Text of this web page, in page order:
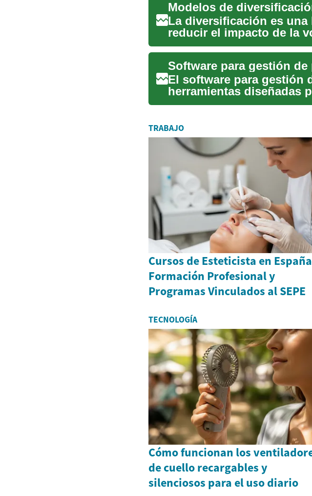
La diversificación es una
reducir el impacto de la
artículo...
Software para gestión
El software para gestión
herramientas diseñadas
habituales de
TRABAJO
Cursos de Esteticista en
Formación Profesional y
Programas Vinculados al SEPE
TECNOLOGÍA
Cómo funcionan los
de cuello recargables y
silenciosos para el uso diario